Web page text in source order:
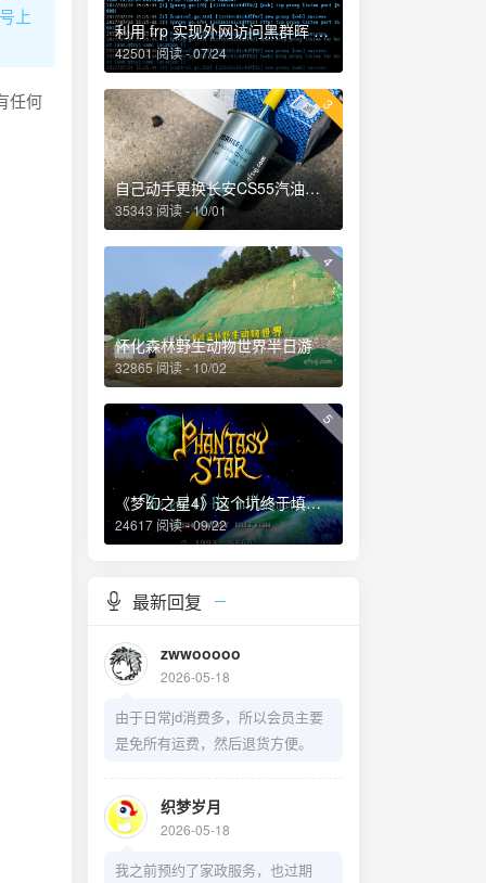
上
任何
利用 frp 实现外网访问黑群晖 NAS
42501 阅读 - 07/24
3
自己动手更换长安CS55汽油滤芯、机油和机油滤芯
35343 阅读 - 10/01
4
怀化森林野生动物世界半日游
32865 阅读 - 10/02
5
《梦幻之星4》这个坑终于填上了！
24617 阅读 - 09/22
最新回复
zwwooooo
2026-05-18
由于日常jd消费多，所以会员主要
是免所有运费，然后退货方便。
织梦岁月
2026-05-18
我之前预约了家政服务，也过期